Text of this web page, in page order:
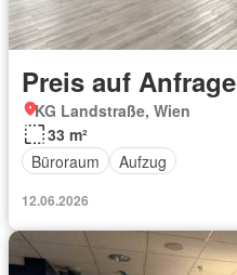
Preis auf Anfrage
KG Landstraße, Wien
33 m²
Büroraum
Aufzug
12.06.2026